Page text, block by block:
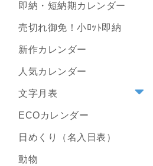
即納・短納期カレンダー
売切れ御免！小ﾛｯﾄ即納
新作カレンダー
人気カレンダー
文字月表
ECOカレンダー
日めくり（名入日表）
動物